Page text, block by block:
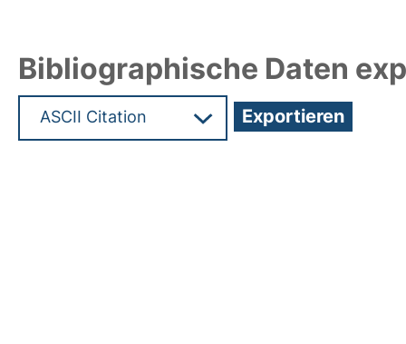
Bibliographische Daten